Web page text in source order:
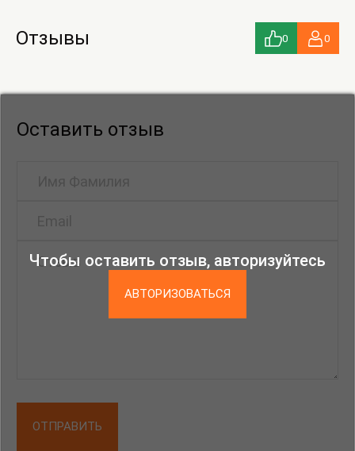
Отзывы 0 0
Чтобы оставить отзыв, авторизуйтесь
АВТОРИЗОВАТЬСЯ
Оставить отзыв
ОТПРАВИТЬ